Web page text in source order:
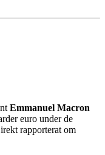
Emmanuel Macron
euro under de
rapporterat om